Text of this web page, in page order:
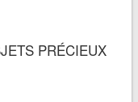
PRÉCIEUX